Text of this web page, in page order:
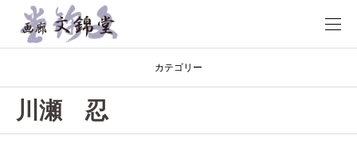
カテゴリー
川瀬 忍